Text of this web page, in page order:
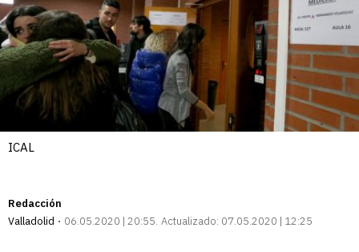
ICAL
Redacción
Valladolid
06.05.2020 | 20:55 Actualizado: 07.05.2020 | 12:25